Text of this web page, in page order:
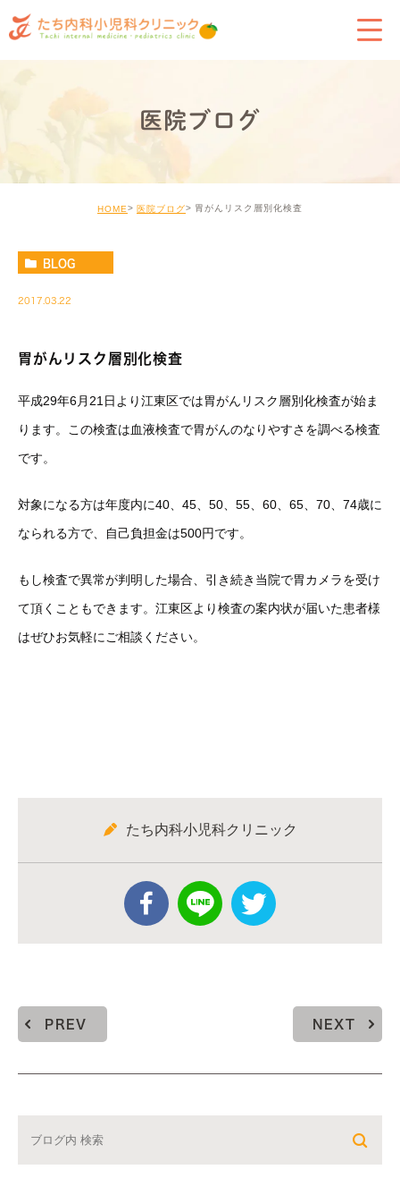
医院ブログ
HOME 医院ブログ 胃がんリスク層別化検査
BLOG
2017.03.22
胃がんリスク層別化検査
平成29年6月21日より江東区では胃がんリスク層別化検査が始ま
ります。この検査は血液検査で胃がんのなりやすさを調べる検査
です。
対象になる方は年度内に40、45、50、55、60、65、70、74歳に
なられる方で、自己負担金は500円です。
もし検査で異常が判明した場合、引き続き当院で胃カメラを受け
て頂くこともできます。江東区より検査の案内状が届いた患者様
はぜひお気軽にご相談ください。
たち内科小児科クリニック
PREV NEXT